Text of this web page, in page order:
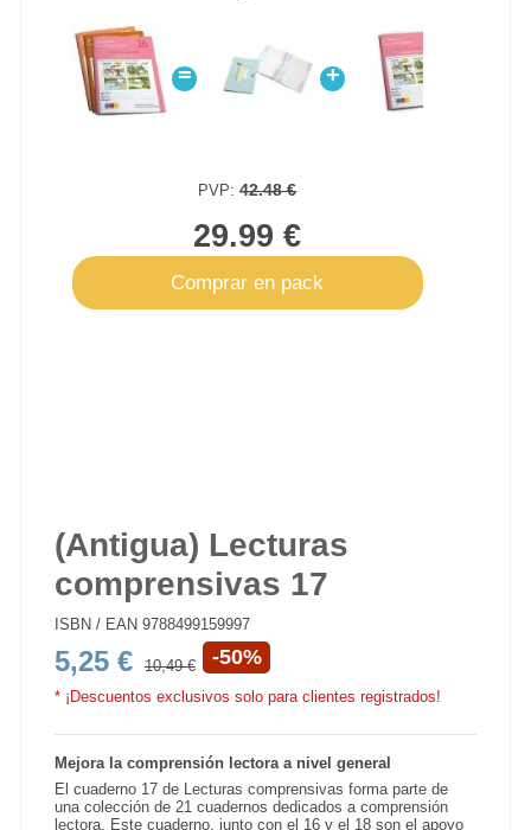
= +
PVP:42.48 €
29.99 €
Comprar en pack
(Antigua) Lecturas
comprensivas 17
ISBN / EAN 9788499159997
5,25 € 10,49 € -50%
* ¡Descuentos exclusivos solo para clientes registrados!
Mejora la comprensión lectora a nivel general
El cuaderno 17 de Lecturas comprensivas forma parte de
una colección de 21 cuadernos dedicados a comprensión
lectora. Este cuaderno, junto con el 16 y el 18 son el apoyo